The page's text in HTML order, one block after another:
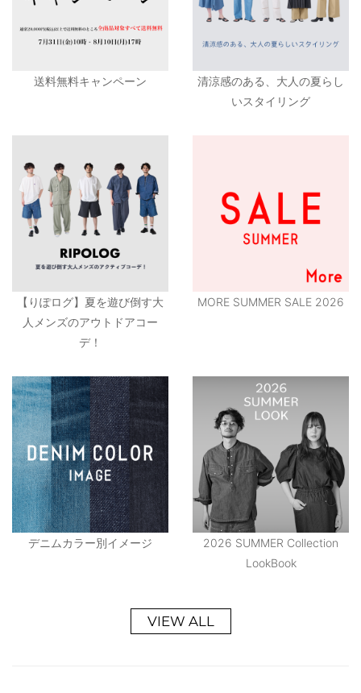
送料無料キャンペーン
清涼感のある、大人の夏らし
いスタイリング
【りぽログ】夏を遊び倒す大
人メンズのアウトドアコー
デ！
MORE SUMMER SALE 2026
デニムカラー別イメージ
2026 SUMMER Collection
LookBook
VIEW ALL